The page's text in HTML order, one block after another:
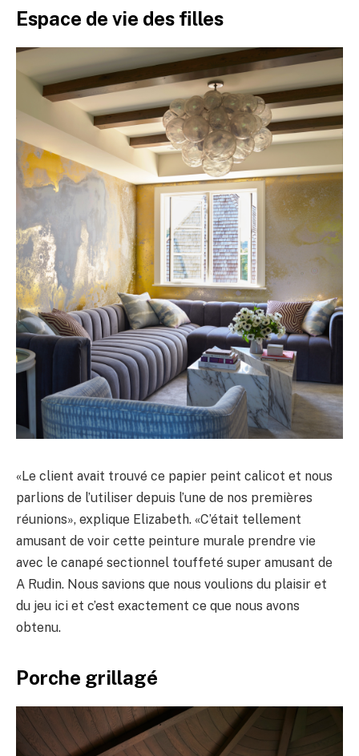
Espace de vie des filles
«Le client avait trouvé ce papier peint calicot et nous
parlions de l’utiliser depuis l’une de nos premières
réunions», explique Elizabeth. «C’était tellement
amusant de voir cette peinture murale prendre vie
avec le canapé sectionnel touffeté super amusant de
A Rudin. Nous savions que nous voulions du plaisir et
du jeu ici et c’est exactement ce que nous avons
obtenu.
Porche grillagé